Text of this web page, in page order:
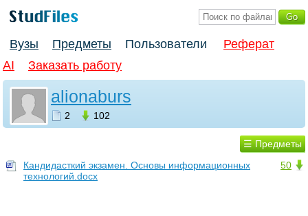
Вузы Предметы Пользователи
Реферат
AI
Заказать работу
alionaburs
2 102
☰ Предметы
50
Кандидасткий экзамен. Основы информационных
технологий.docx